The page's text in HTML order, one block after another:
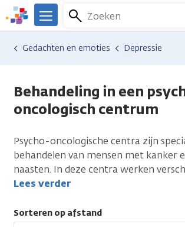
Overslaan
en
naar
We
er
Kanker.nl
Zoeken
Menu
Hulp en ondersteuning
Vind hulp bij kanker
Gedachten en emoties Depressie
Behandeling in een
oncologisch centrum
Psycho-oncologische centra zijn
behandelen van mensen met kanker
naasten. In deze centra werken
Lees verder
Sorteren op afstand